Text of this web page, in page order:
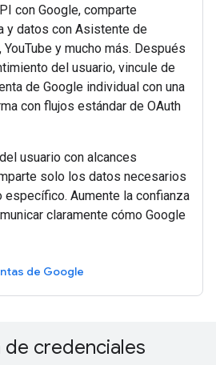
con Google, comparte
y datos con Asistente de
y mucho más. Después
del usuario, vincule de
de Google individual con una
con flujos estándar de OAuth
usuario con alcances
solo los datos necesarios
específico. Aumente la confianza
claramente cómo Google
de Google
credenciales